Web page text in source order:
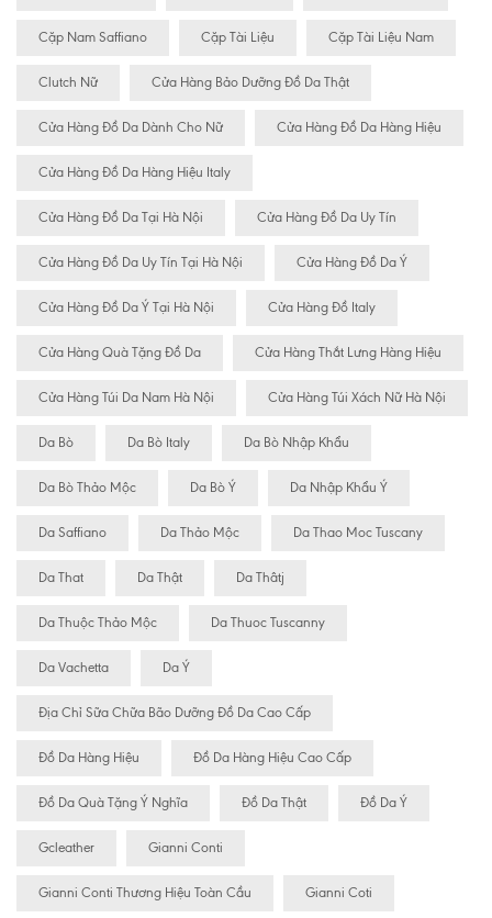
Cặp Nam Saffiano Cặp Tài Liệu Cặp Tài Liệu Nam
Clutch Nữ Cửa Hàng Bảo Dưỡng Đồ Da Thật
Cửa Hàng Đồ Da Dành Cho Nữ Cửa Hàng Đồ Da Hàng Hiệu
Cửa Hàng Đồ Da Hàng Hiệu Italy
Cửa Hàng Đồ Da Tại Hà Nội Cửa Hàng Đồ Da Uy Tín
Cửa Hàng Đồ Da Uy Tín Tại Hà Nội Cửa Hàng Đồ Da Ý
Cửa Hàng Đồ Da Ý Tại Hà Nội Cửa Hàng Đồ Italy
Cửa Hàng Quà Tặng Đồ Da Cửa Hàng Thắt Lưng Hàng Hiệu
Cửa Hàng Túi Da Nam Hà Nội Cửa Hàng Túi Xách Nữ Hà Nội
Da Bò Da Bò Italy Da Bò Nhập Khẩu
Da Bò Thảo Mộc Da Bò Ý Da Nhập Khẩu Ý
Da Saffiano Da Thảo Mộc Da Thao Moc Tuscany
Da That Da Thật Da Thâtj
Da Thuộc Thảo Mộc Da Thuoc Tuscanny
Da Vachetta Da Ý
Địa Chỉ Sữa Chữa Bão Dưỡng Đồ Da Cao Cấp
Đồ Da Hàng Hiệu Đồ Da Hàng Hiệu Cao Cấp
Đồ Da Quà Tặng Ý Nghĩa Đồ Da Thật Đồ Da Ý
Gcleather Gianni Conti
Gianni Conti Thương Hiệu Toàn Cầu Gianni Coti